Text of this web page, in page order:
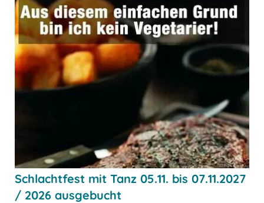
Schlachtfest mit Tanz 05.11. bis 07.11.2027
/ 2026 ausgebucht